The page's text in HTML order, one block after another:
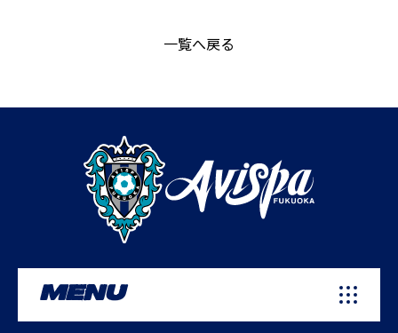
一覧へ戻る
MENU